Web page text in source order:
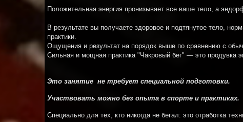
Положительная энергия пронизывает все ваше тело, а
В результате вы получаете здоровое и подтянутое тело,
практики.
Ощущения и результат на порядок выше по сравнению с
Сильная и мощная практика "Чакровый бег" — это продувка
Это занятие не требует специальной подготовки.
Участвовать можно без опыта в спорте и практиках.
Специально для тех, кто никогда не бегал: это отработка